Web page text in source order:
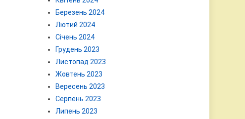
Березень 2024
Лютий 2024
Січень 2024
Грудень 2023
Листопад 2023
Жовтень 2023
Вересень 2023
Серпень 2023
Липень 2023